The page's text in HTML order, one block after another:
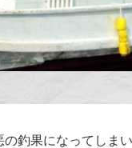
釣果になってしま